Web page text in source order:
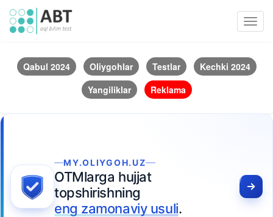
Qabul 2024 Oliygohlar Testlar
Kechki 2024
Yangiliklar
Reklama
MY.OLIYGOH.UZ
OTMlarga hujjat
topshirishning
eng zamonaviy usuli.